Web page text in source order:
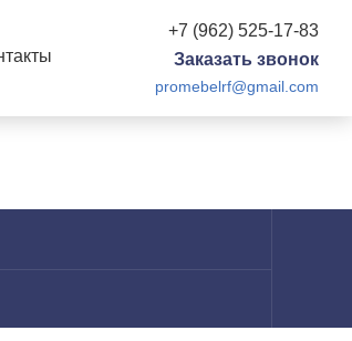
+7 (962) 525-17-83
Заказать звонок
promebelrf@gmail.com